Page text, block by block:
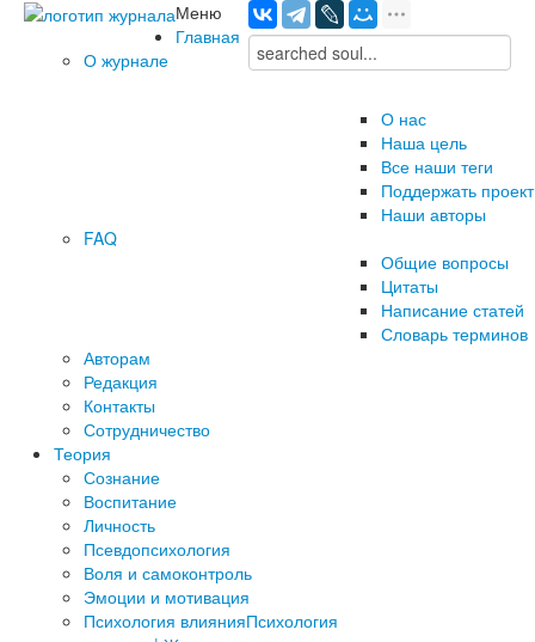
Меню
Главная
О журнале
О нас
Наша цель
Все наши теги
Поддержать проект
Наши авторы
FAQ
Общие вопросы
Цитаты
Написание статей
Словарь терминов
Авторам
Редакция
­Контакты
Сотрудничество
Теория
Сознание
Воспитание
Личность
Псевдопсихология
Воля и самоконтроль
Эмоции и мотивация
Психология влиянияПсихология